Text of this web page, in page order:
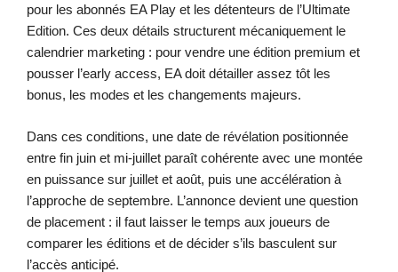
pour les abonnés EA Play et les détenteurs de l’Ultimate
Edition. Ces deux détails structurent mécaniquement le
calendrier marketing : pour vendre une édition premium et
pousser l’early access, EA doit détailler assez tôt les
bonus, les modes et les changements majeurs.
Dans ces conditions, une date de révélation positionnée
entre fin juin et mi-juillet paraît cohérente avec une montée
en puissance sur juillet et août, puis une accélération à
l’approche de septembre. L’annonce devient une question
de placement : il faut laisser le temps aux joueurs de
comparer les éditions et de décider s’ils basculent sur
l’accès anticipé.